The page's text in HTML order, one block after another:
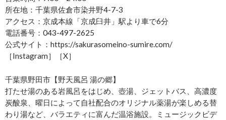
所在地：千葉県佐倉市染井野4-7-3
アクセス：京成本線「京成臼井」駅より車で6分
電話番号：043-497-2625
公式サイト：https://sakurasomeino-sumire.com/
［Instagram］［X］
千葉県野田市【野天風呂 湯の郷】
打たせ湯のある岩風呂をはじめ、壺湯、ジェットバス、高濃度
炭酸泉、曜日によって自社配合のオリジナル薬湯が楽しめる替
わり湯など、バラエティに富んだ温浴施設。ミュージックビデ